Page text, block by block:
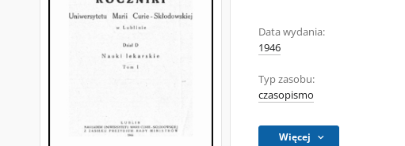
Data wydania:
1946
Typ zasobu:
czasopismo
Więcej